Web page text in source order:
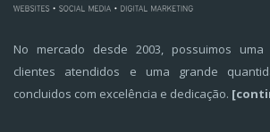
No mercado desde 2003, possuimos
clientes atendidos e uma grande
concluidos com excelência e dedicação.